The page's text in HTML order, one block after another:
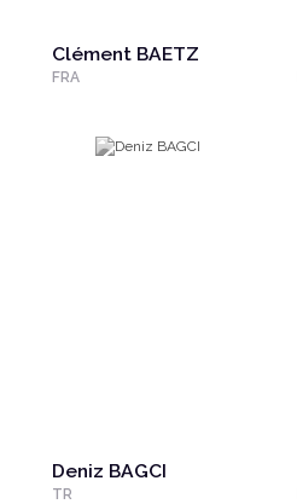
Clément BAETZ
FRA
Deniz BAGCI
TR